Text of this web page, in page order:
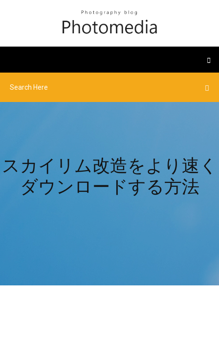
スカイリム改造をより速く
ダウンロードする方法